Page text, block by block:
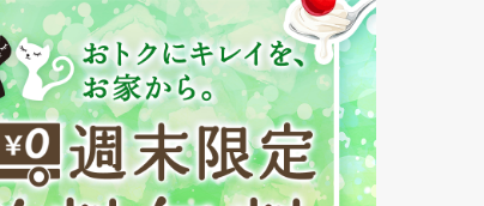
創業150年、英国伝統の最高級猪毛ハン
ドメイドヘアブラシ
メイソンピアソン